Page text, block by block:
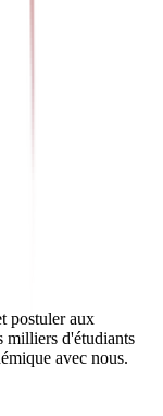
postuler aux
milliers d'étudiants
avec nous.